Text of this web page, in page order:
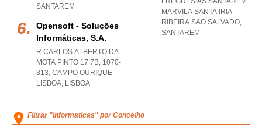
SANTAREM
Opensoft - Soluções
Informáticas, S.a.
R CARLOS ALBERTO DA
MOTA PINTO 17 7B, 1070-
313, CAMPO OURIQUE
LISBOA, LISBOA
MARVILA SANTA IRIA
RIBEIRA SAO SALVADO,
SANTAREM
Filtrar "Informaticas" por Concelho